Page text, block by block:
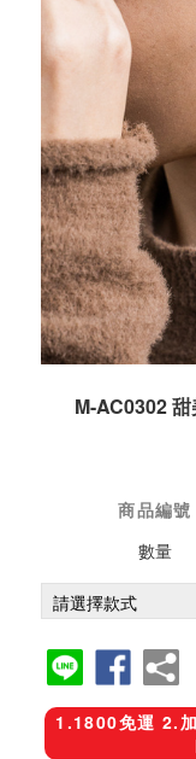
M-AC0302
商品編號
數量
1.1800免運 2.